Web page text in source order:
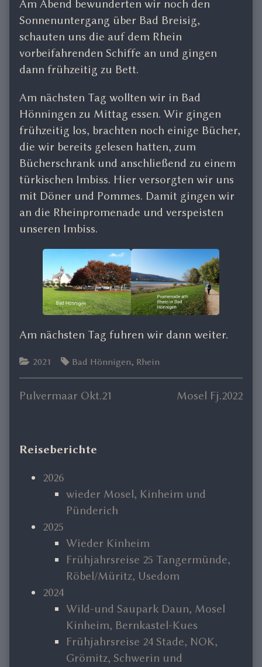
Am Abend bewunderten wir noch den
Sonnenuntergang über Bad Breisig,
schauten uns die auf dem Rhein
vorbeifahrenden Schiffe an und gingen
dann frühzeitig zu Bett.
Am nächsten Tag wollten wir in Bad
Hönningen zu Mittag essen. Wir gingen
frühzeitig los, brachten noch einige Bücher,
die wir bereits gelesen hatten, zum
Bücherschrank und anschließend zu einem
türkischen Imbiss. Hier versorgten wir uns
mit Döner und Pommes. Damit gingen wir
an die Rheinpromenade und verspeisten
unseren Imbiss.
Am nächsten Tag fuhren wir dann weiter.
Categories
2021 Tags
Bad Hönnigen, Rhein
Beitragsnavigation
Previous
Pulvermaar Okt.21
Next
Mosel Fj.2022
Primary
Sidebar
Reiseberichte
2026
wieder Mosel, Kinheim und
Pünderich
2025
Wieder Kinheim
Frühjahrsreise 25 Tangermünde,
Röbel/Müritz, Usedom
2024
Wild-und Saupark Daun, Mosel
Kinheim, Bernkastel-Kues
Frühjahrsreise 24 Stade, NOK,
Grömitz, Schwerin und